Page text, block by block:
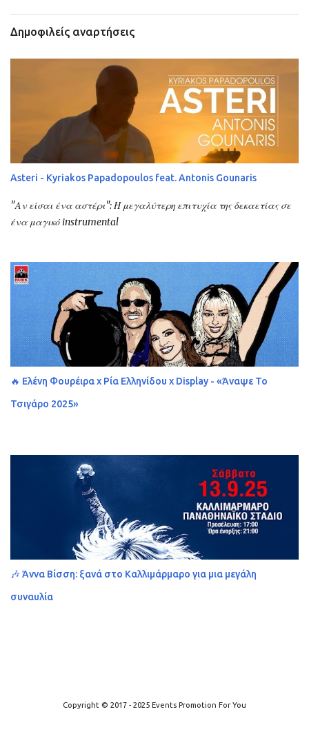
Δημοφιλείς αναρτήσεις
Asteri - Kyriakos Papadopoulos feat. Antonis Gounaris
"Αν είσαι ένα αστέρι": Η μεγαλύτερη επιτυχία της δεκαετίας σε
ένα μαγικό instrumental
🔥 Ελένη Φουρέιρα x Ρία Ελληνίδου x Display - «Άναψε Το
Τσιγάρο 2025»
🎶 Άννα Βίσση: ξανά στο Καλλιμάρμαρο για μια μεγάλη
συναυλία
Copyright © 2017 - 2025 Events Promotion For You